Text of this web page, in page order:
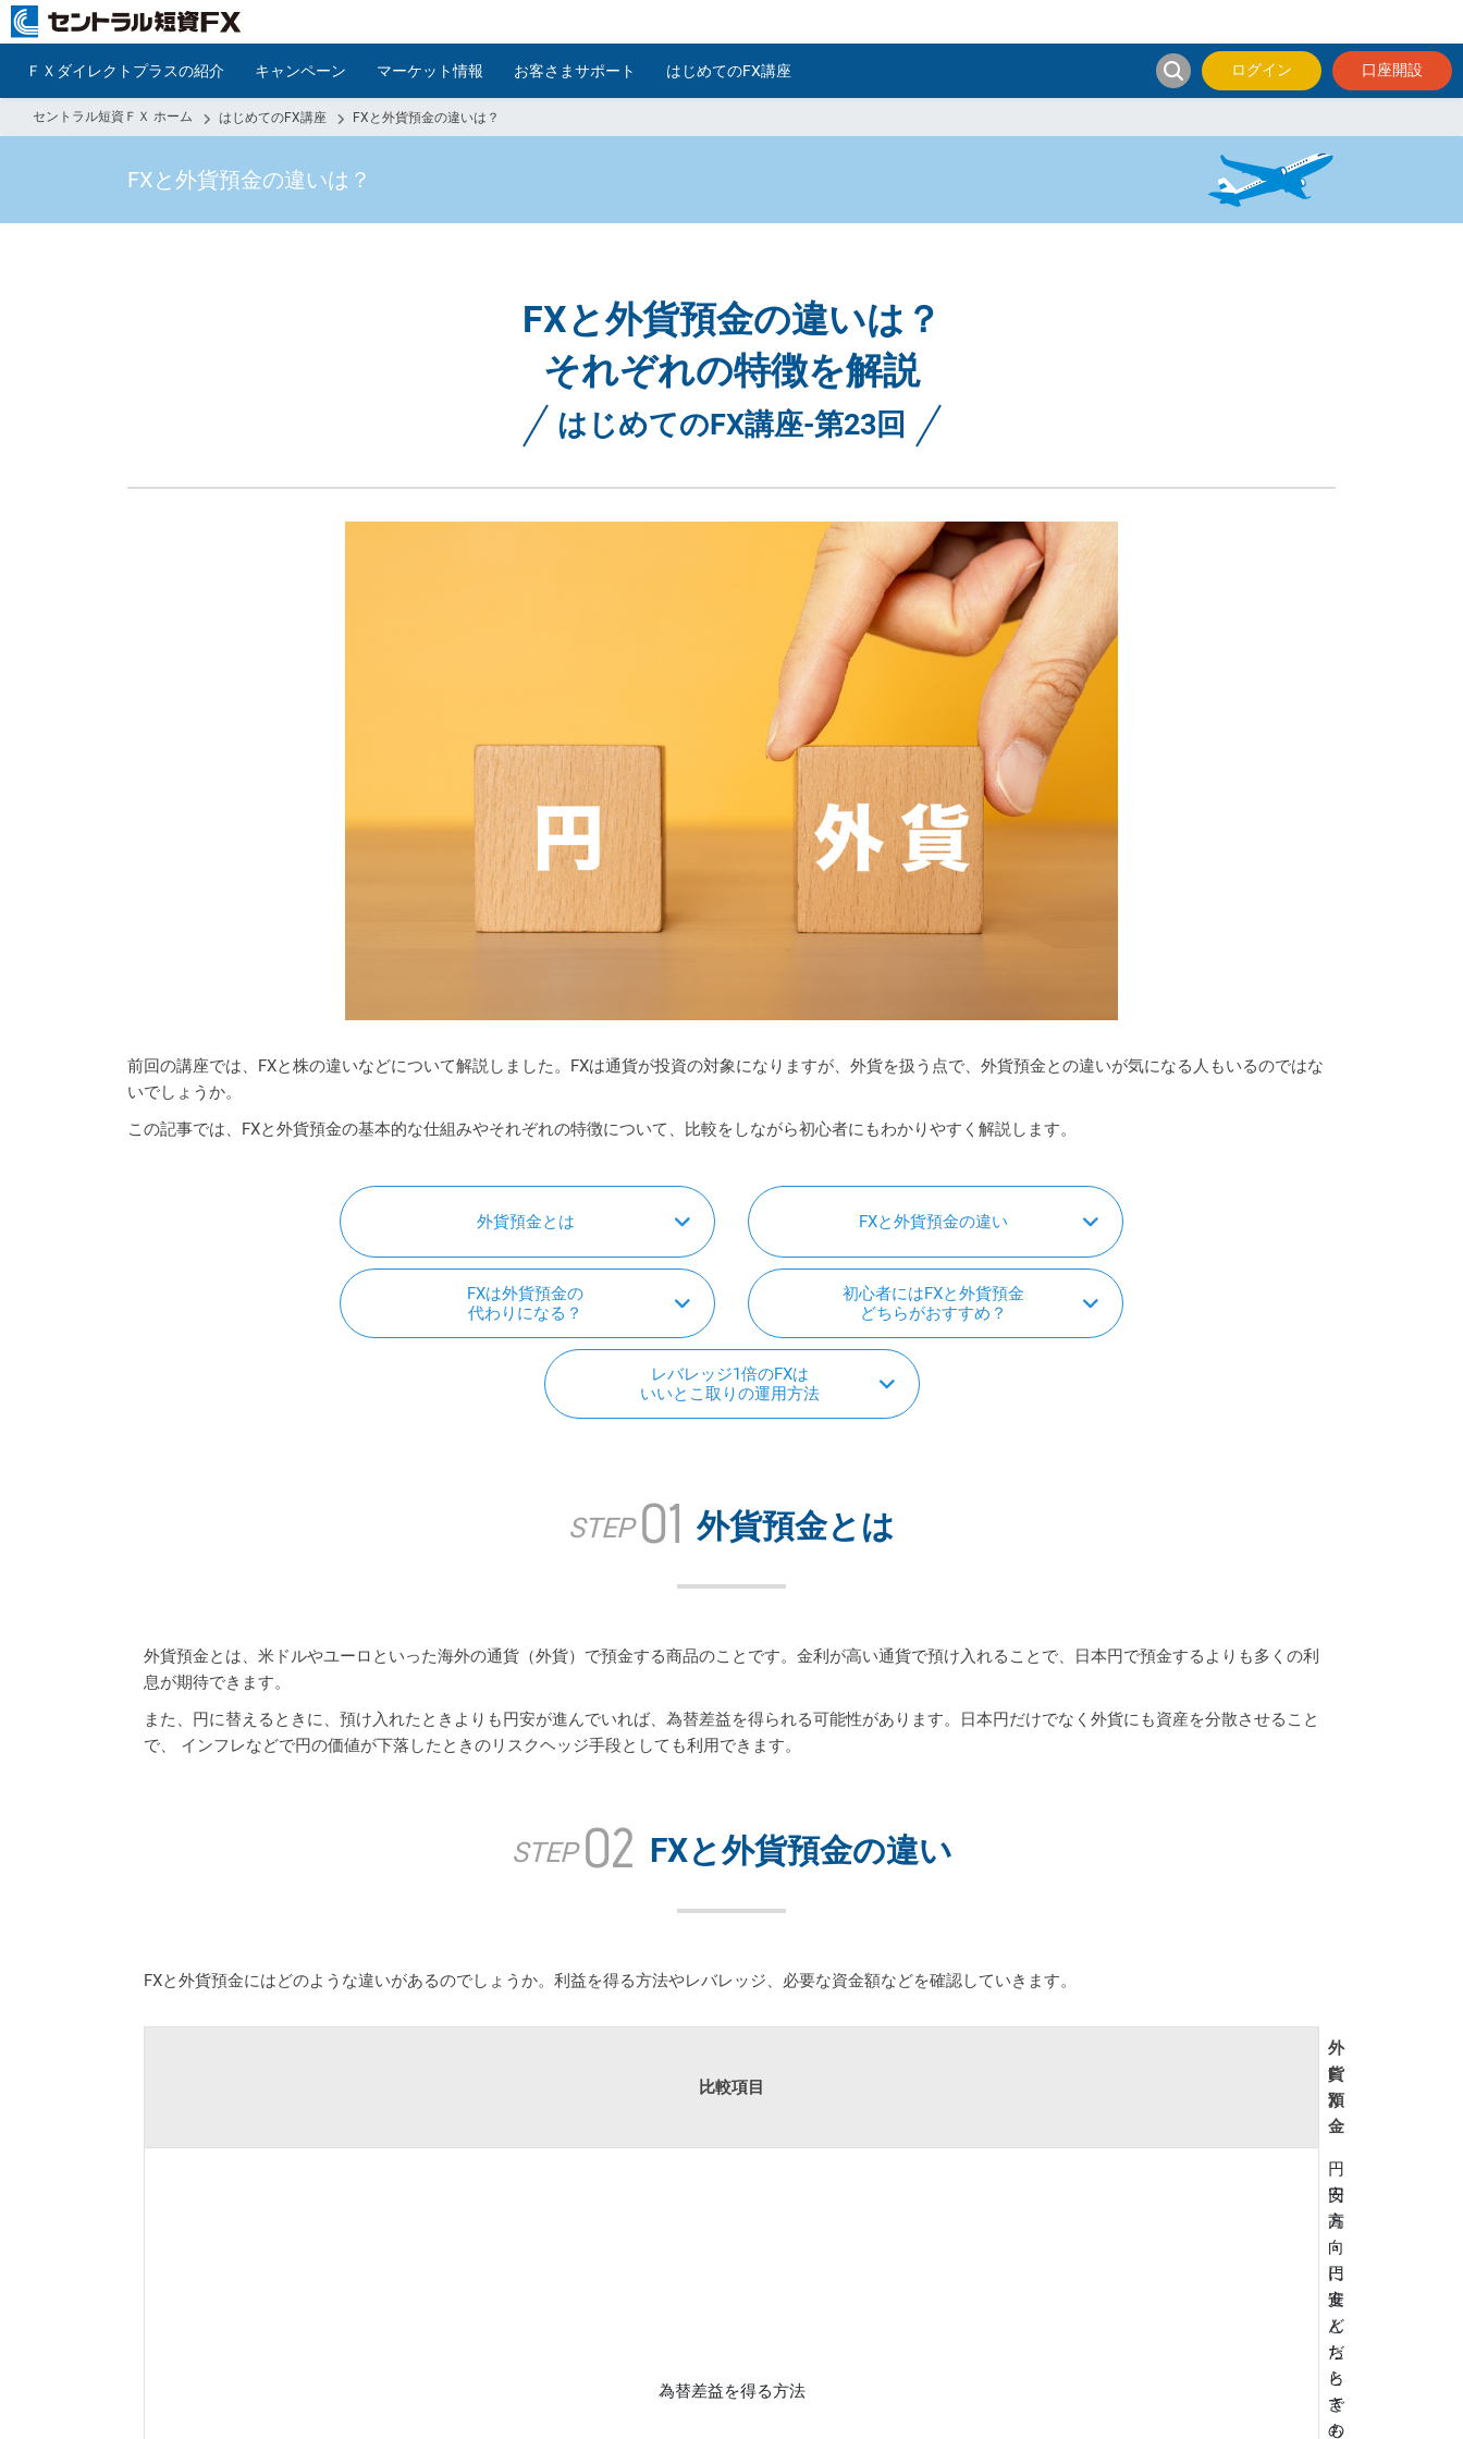
ＦＸダイレクトプラスの紹介 キャンペーン マーケット情報 お客さまサポート はじめてのFX講座 ログイン 口座開設
セントラル短資ＦＸ ホーム はじめてのFX講座 FXと外貨預金の違いは？
FXと外貨預金の違いは？
FXと外貨預金の違いは？
それぞれの特徴を解説
はじめてのFX講座-第23回
前回の講座では、FXと株の違いなどについて解説しました。FXは通貨が投資の対象になりますが、外貨を扱う点で、外貨預金との違いが気になる人もいるのではな
いでしょうか。
この記事では、FXと外貨預金の基本的な仕組みやそれぞれの特徴について、比較をしながら初心者にもわかりやすく解説します。
外貨預金とは FXと外貨預金の違い
FXは外貨預金の
代わりになる？
初心者にはFXと外貨預金
どちらがおすすめ？
レバレッジ1倍のFXは
いいとこ取りの運用方法
STEP 01 外貨預金とは
外貨預金とは、米ドルやユーロといった海外の通貨（外貨）で預金する商品のことです。金利が高い通貨で預け入れることで、日本円で預金するよりも多くの利
息が期待できます。
また、円に替えるときに、預け入れたときよりも円安が進んでいれば、為替差益を得られる可能性があります。日本円だけでなく外貨にも資産を分散させること
で、 インフレなどで円の価値が下落したときのリスクヘッジ手段としても利用できます。
STEP 02 FXと外貨預金の違い
FXと外貨預金にはどのような違いがあるのでしょうか。利益を得る方法やレバレッジ、必要な資金額などを確認していきます。
比較項目
F
X
外
貨
預
金
為替差益を得る方法
円
高
・
円
安
ど
ち
ら
で
も
円
安
方
向
に
進
ん
だ
と
き
の